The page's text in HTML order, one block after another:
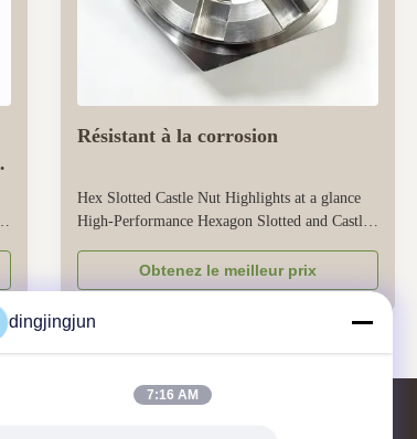
Résistant à la corrosion
Hex Slotted Castle Nut Highlights at a glance
High-Performance Hexagon Slotted and Castle
carbon/alloy/stainless steel to ensure consistent
thread accuracy, tight dimensional tolerances,
Obtenez le meilleur prix
dingjingjun
7:16 AM